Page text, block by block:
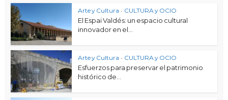
Arte y Cultura • CULTURA y OCIO
El Espai Valdés: un espacio cultural
innovador en el...
Arte y Cultura • CULTURA y OCIO
Esfuerzos para preservar el patrimonio
histórico de...